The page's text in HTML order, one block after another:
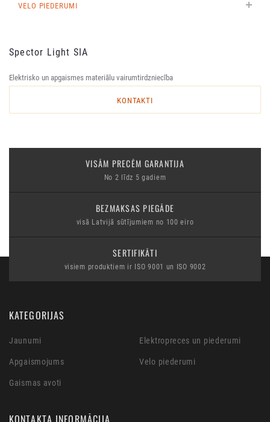
VELO PIEDERUMI
Spector Light SIA
Elektrisko un apgaismes materiālu vairumtirdzniecība
KONTAKTI
VISĀM PRECĒM GARANTIJA
No 2 līdz 5 gadiem
BEZMAKSAS PIEGĀDE
visā Latvijā sūtījumiem no 100 eiro
SERTIFIKĀTI
visiem produktiem ir ISO 9001 un ISO 9002
KATEGORIJAS
Jaunumi
Apgaismojums
Gaismas avoti
Elektropreces un piederumi
Velo piederumi
KONTAKTA INFORMĀCIJA